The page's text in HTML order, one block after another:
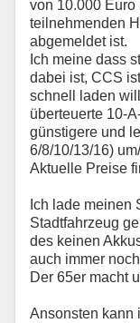
von 10.000 Euro
teilnehmenden
abgemeldet ist.
Ich meine dass
dabei ist, CCS
schnell laden
überteuerte 10-
günstigere und
6/8/10/13/16)
Aktuelle Preise
Ich lade meinen
Stadtfahrzeug
des keinen
auch immer
Der 65er macht
Ansonsten kann